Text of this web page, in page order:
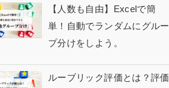
【人数も自由】Excelで簡
単！自動でランダムにグルー
プ分けをしよう。
ルーブリック評価とは？評価